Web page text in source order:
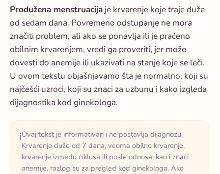
Produžena menstruacija je krvarenje koje traje duže
od sedam dana. Povremeno odstupanje ne mora
značiti problem, ali ako se ponavlja ili je praćeno
obilnim krvarenjem, vredi ga proveriti, jer može
dovesti do anemije ili ukazivati na stanje koje se leči.
U ovom tekstu objašnjavamo šta je normalno, koji su
najčešći uzroci, koji su znaci za uzbunu i kako izgleda
dijagnostika kod ginekologa.
ℹ️Ovaj tekst je informativan i ne postavlja dijagnozu.
Krvarenje duže od 7 dana, veoma obilno krvarenje,
krvarenje između ciklusa ili posle odnosa, kao i znaci
anemije, razlog su za pregled kod ginekologa. Ako